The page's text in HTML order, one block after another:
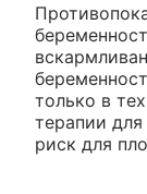
только в
терапии
риск для